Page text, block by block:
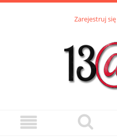
Zarejestruj się